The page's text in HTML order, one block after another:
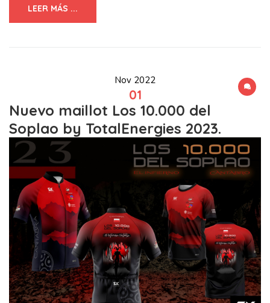
LEER MÁS ...
Nov 2022
01
Nuevo maillot Los 10.000 del
Soplao by TotalEnergies 2023.